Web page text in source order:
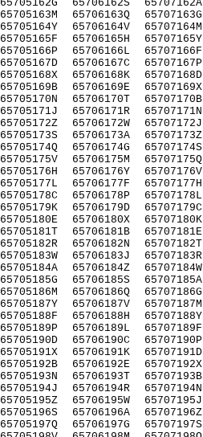
65705162G
65705163M
65705164Y
65705165F
65705166P
65705167D
65705168X
65705169B
65705170N
65705171J
65705172Z
65705173S
65705174Q
65705175V
65705176H
65705177L
65705178C
65705179K
65705180E
65705181T
65705182R
65705183W
65705184A
65705185G
65705186M
65705187Y
65705188F
65705189P
65705190D
65705191X
65705192B
65705193N
65705194J
65705195Z
65705196S
65705197Q
65706162S
65706163Q
65706164V
65706165H
65706166L
65706167C
65706168K
65706169E
65706170T
65706171R
65706172W
65706173A
65706174G
65706175M
65706176Y
65706177F
65706178P
65706179D
65706180X
65706181B
65706182N
65706183J
65706184Z
65706185S
65706186Q
65706187V
65706188H
65706189L
65706190C
65706191K
65706192E
65706193T
65706194R
65706195W
65706196A
65706197G
65707162A
65707163G
65707164M
65707165Y
65707166F
65707167P
65707168D
65707169X
65707170B
65707171N
65707172J
65707173Z
65707174S
65707175Q
65707176V
65707177H
65707178L
65707179C
65707180K
65707181E
65707182T
65707183R
65707184W
65707185A
65707186G
65707187M
65707188Y
65707189F
65707190P
65707191D
65707192X
65707193B
65707194N
65707195J
65707196Z
65707197S